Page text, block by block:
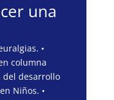
una
•
columna
del desarrollo
Niños. •